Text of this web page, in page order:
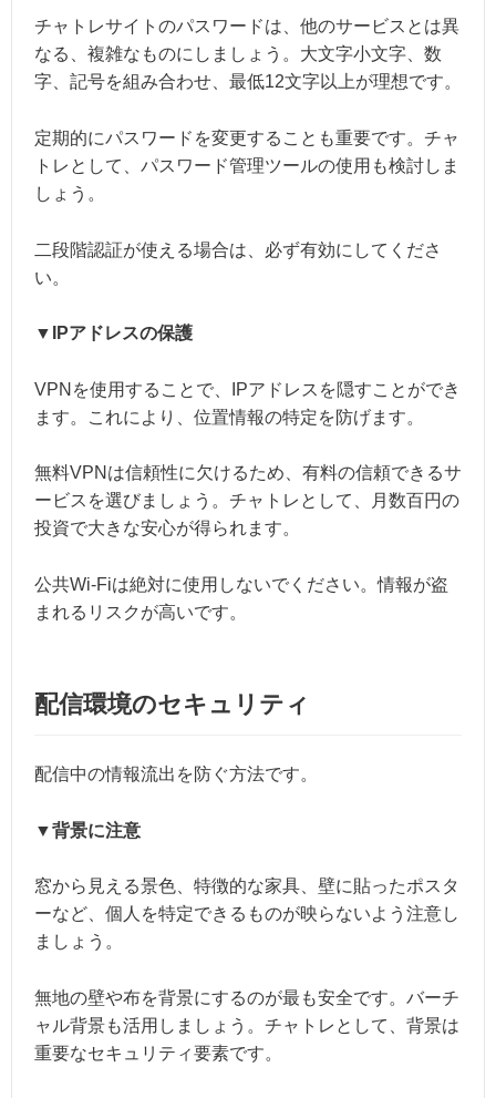
チャトレサイトのパスワードは、他のサービスとは異
なる、複雑なものにしましょう。大文字小文字、数
字、記号を組み合わせ、最低12文字以上が理想です。
定期的にパスワードを変更することも重要です。チャ
トレとして、パスワード管理ツールの使用も検討しま
しょう。
二段階認証が使える場合は、必ず有効にしてくださ
い。
▼IPアドレスの保護
VPNを使用することで、IPアドレスを隠すことができ
ます。これにより、位置情報の特定を防げます。
無料VPNは信頼性に欠けるため、有料の信頼できるサ
ービスを選びましょう。チャトレとして、月数百円の
投資で大きな安心が得られます。
公共Wi-Fiは絶対に使用しないでください。情報が盗
まれるリスクが高いです。
配信環境のセキュリティ
配信中の情報流出を防ぐ方法です。
▼背景に注意
窓から見える景色、特徴的な家具、壁に貼ったポスタ
ーなど、個人を特定できるものが映らないよう注意し
ましょう。
無地の壁や布を背景にするのが最も安全です。バーチ
ャル背景も活用しましょう。チャトレとして、背景は
重要なセキュリティ要素です。